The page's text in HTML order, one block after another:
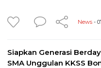
News -
Siapkan Generasi
SMA Unggulan KKSS